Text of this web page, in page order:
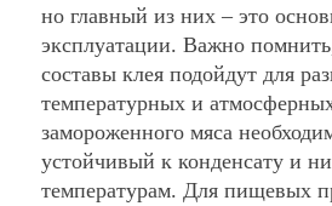
но главный из них – это
эксплуатации. Важно
составы клея подойдут для
температурных и
замороженного мяса
устойчивый к конденсату и
температурам. Для пищевых